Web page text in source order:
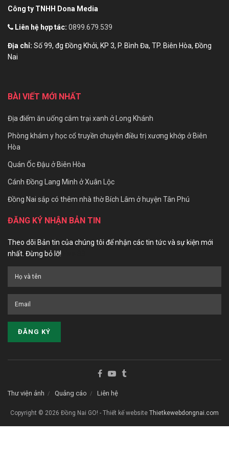
Công ty TNHH Dona Media
Liên hệ hợp tác: 0899.679.539
Địa chỉ: Số 99, đg Đồng Khởi, KP 3, P. Bình Đa, TP. Biên Hòa, Đồng
Nai
BÀI VIẾT MỚI NHẤT
Địa điểm ăn uống cắm trại xanh ở Long Khánh
Phòng khám y học cổ truyền chuyên điều trị xương khớp ở Biên
Hòa
Quán Ốc Đậu ở Biên Hòa
Cánh Đồng Lang Minh ở Xuân Lộc
Đồng Nai sắp có thêm nhà thờ Bích Lâm ở huyện Tân Phú
ĐĂNG KÝ NHẬN BẢN TIN
Theo dõi Bản tin của chúng tôi để nhận các tin tức và sự kiện mới
nhất. Đừng bỏ lỡ!
Thư viện ảnh Quảng cáo Liên hệ
Copyright © 2026 Đồng Nai GO! - Thiết kế website Thietkewebdongnai.com